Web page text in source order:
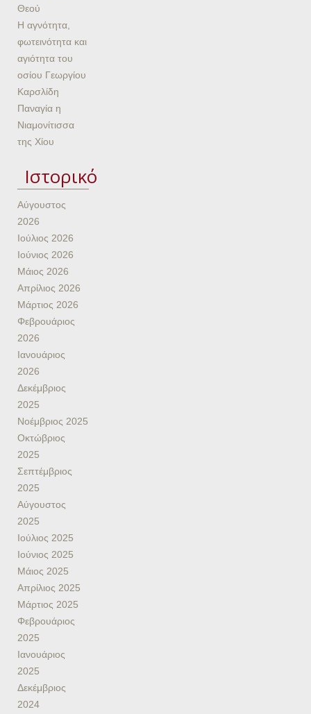
Θεού
Η αγνότητα,
φωτεινότητα και
αγιότητα του
οσίου Γεωργίου
Καρσλίδη
Παναγία η
Νιαμονίτισσα
της Χίου
Ιστορικό
Αύγουστος
2026
Ιούλιος 2026
Ιούνιος 2026
Μάιος 2026
Απρίλιος 2026
Μάρτιος 2026
Φεβρουάριος
2026
Ιανουάριος
2026
Δεκέμβριος
2025
Νοέμβριος 2025
Οκτώβριος
2025
Σεπτέμβριος
2025
Αύγουστος
2025
Ιούλιος 2025
Ιούνιος 2025
Μάιος 2025
Απρίλιος 2025
Μάρτιος 2025
Φεβρουάριος
2025
Ιανουάριος
2025
Δεκέμβριος
2024